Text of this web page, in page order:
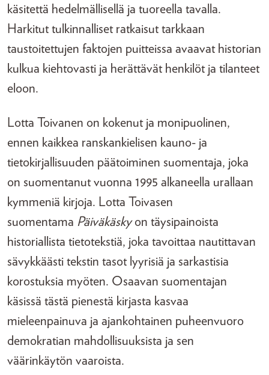
käsitettä hedelmällisellä ja tuoreella tavalla.
Harkitut tulkinnalliset ratkaisut tarkkaan
taustoitettujen faktojen puitteissa avaavat historian
kulkua kiehtovasti ja herättävät henkilöt ja tilanteet
eloon.
Lotta Toivanen on kokenut ja monipuolinen,
ennen kaikkea ranskankielisen kauno- ja
tietokirjallisuuden päätoiminen suomentaja, joka
on suomentanut vuonna 1995 alkaneella urallaan
kymmeniä kirjoja. Lotta Toivasen
suomentama Päiväkäskyon täysipainoista
historiallista tietotekstiä, joka tavoittaa nautittavan
sävykkäästi tekstin tasot lyyrisiä ja sarkastisia
korostuksia myöten. Osaavan suomentajan
käsissä tästä pienestä kirjasta kasvaa
mieleenpainuva ja ajankohtainen puheenvuoro
demokratian mahdollisuuksista ja sen
väärinkäytön vaaroista.